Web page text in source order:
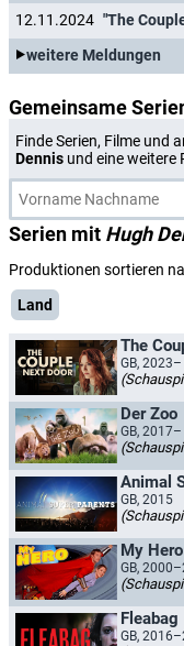
12.11.2024
weitere Meldungen
Gemeinsame
Finde Serien, Filme und
Dennis und eine weitere
Serien mit Hugh
Produktionen sortieren
Land
GB, 2023–
Der Zoo
GB, 2017–
GB, 2015
My Hero
GB,
Fleabag
GB,